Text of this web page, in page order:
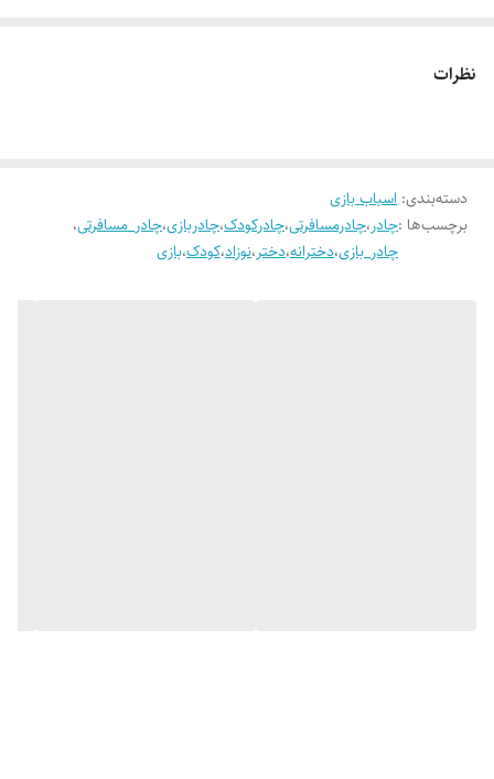
نظرات
دسته‌بندی: اسباب بازی
برچسب‌ها :چادر،چادرمسافرتی،چادرکودک،چادربازی،چادر_مسافرتی،
چادر_بازی،دخترانه،دختر،نوزاد،کودک،بازی